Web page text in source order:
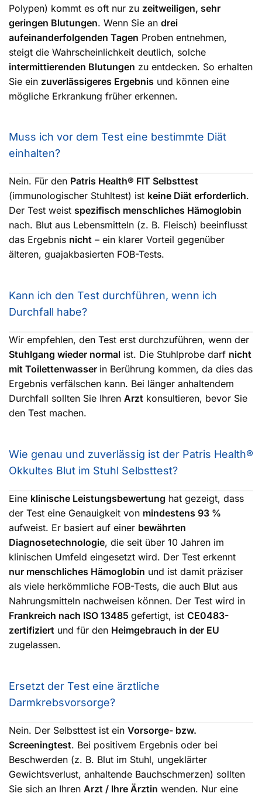
Polypen) kommt es oft nur zu zeitweiligen, sehr
geringen Blutungen. Wenn Sie an drei
aufeinanderfolgenden Tagen Proben entnehmen,
steigt die Wahrscheinlichkeit deutlich, solche
intermittierenden Blutungen zu entdecken. So erhalten
Sie ein zuverlässigeres Ergebnis und können eine
mögliche Erkrankung früher erkennen.
Muss ich vor dem Test eine bestimmte Diät
einhalten?
Nein. Für den Patris Health® FIT Selbsttest
(immunologischer Stuhltest) ist keine Diät erforderlich.
Der Test weist spezifisch menschliches Hämoglobin
nach. Blut aus Lebensmitteln (z. B. Fleisch) beeinflusst
das Ergebnis nicht – ein klarer Vorteil gegenüber
älteren, guajakbasierten FOB-Tests.
Kann ich den Test durchführen, wenn ich
Durchfall habe?
Wir empfehlen, den Test erst durchzuführen, wenn der
Stuhlgang wieder normal ist. Die Stuhlprobe darf nicht
mit Toilettenwasser in Berührung kommen, da dies das
Ergebnis verfälschen kann. Bei länger anhaltendem
Durchfall sollten Sie Ihren Arzt konsultieren, bevor Sie
den Test machen.
Wie genau und zuverlässig ist der Patris Health®
Okkultes Blut im Stuhl Selbsttest?
Eine klinische Leistungsbewertung hat gezeigt, dass
der Test eine Genauigkeit von mindestens 93 %
aufweist. Er basiert auf einer bewährten
Diagnosetechnologie, die seit über 10 Jahren im
klinischen Umfeld eingesetzt wird. Der Test erkennt
nur menschliches Hämoglobin und ist damit präziser
als viele herkömmliche FOB-Tests, die auch Blut aus
Nahrungsmitteln nachweisen können. Der Test wird in
Frankreich nach ISO 13485 gefertigt, ist CE0483-
zertifiziert und für den Heimgebrauch in der EU
zugelassen.
Ersetzt der Test eine ärztliche
Darmkrebsvorsorge?
Nein. Der Selbsttest ist ein Vorsorge- bzw.
Screeningtest. Bei positivem Ergebnis oder bei
Beschwerden (z. B. Blut im Stuhl, ungeklärter
Gewichtsverlust, anhaltende Bauchschmerzen) sollten
Sie sich an Ihren Arzt / Ihre Ärztin wenden. Nur eine